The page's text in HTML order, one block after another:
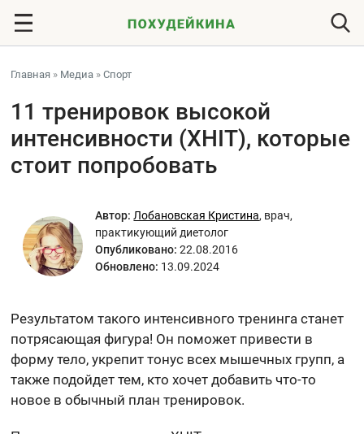
Главная » Медиа »Спорт
11 тренировок высокой
интенсивности (XHIT), которые
стоит попробовать
Автор: Лобановская Кристина, врач,
практикующий диетолог
Опубликовано: 22.08.2016
Обновлено: 13.09.2024
Результатом такого интенсивного тренинга станет
потрясающая фигура! Он поможет привести в
форму тело, укрепит тонус всех мышечных групп, а
также подойдет тем, кто хочет добавить что-то
новое в обычный план тренировок.